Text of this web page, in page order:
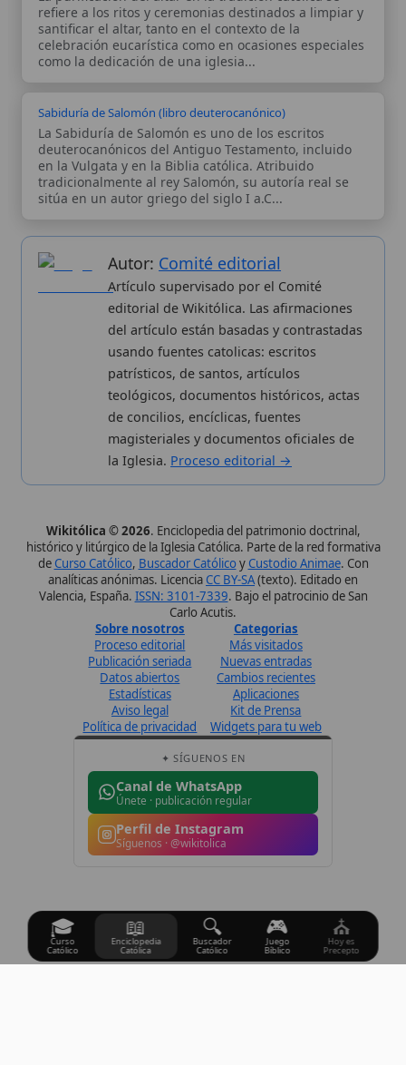
usando fuentes catolicas: escritos
patrísticos, de santos, artículos
teológicos, documentos históricos, actas
de concilios, encíclicas, fuentes
la Iglesia.Proceso editorial →
Wikitólica © 2026. Enciclopedia del patrimonio doctrinal,
histórico y litúrgico de la Iglesia Católica. Parte de la red formativa
deCurso Católico,Buscador CatólicoyCustodio Animae
Sobre nosotros
Publicación seriada
Datos abiertos
Estadísticas
Aviso legal
Política de privacidad
Categorias
Nuevas entradas
Cambios recientes
Kit de Prensa
Widgets para tu web
✦ SÍGUENOS EN
Canal de WhatsApp
Únete · publicación regular
Perfil de Instagram
Síguenos · @wikitolica